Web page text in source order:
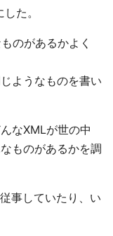
た。
のがあるかよく
ようなものを書い
なXMLが世の中
ものがあるかを調
事していたり、い